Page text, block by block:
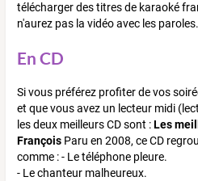
télécharger des titres de karaoké
n'aurez pas la vidéo avec les paroles.
En CD
Si vous préférez profiter de vos
et que vous avez un lecteur midi
les deux meilleurs CD sont :Les
François Paru en 2008, ce CD
comme : - Le téléphone pleure.
- Le chanteur malheureux.